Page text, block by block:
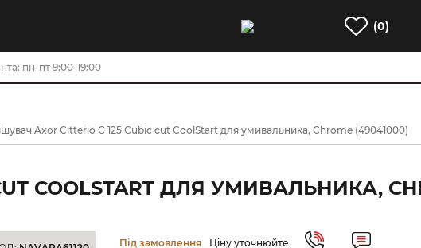
(0)
пн-пт 9:00-19:00
Axor Citterio C 125 Cubic cut CoolStart для умивальника, Chrome (49041000)
COOLSTART ДЛЯ УМИВАЛЬНИКА,
Під замовлення Ціну уточнюйте